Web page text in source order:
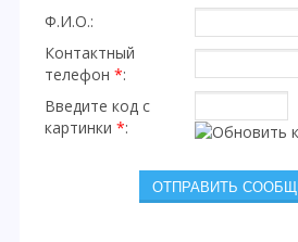
Ф.И.О.:
Контактный
телефон *:
Введите код с
картинки *: